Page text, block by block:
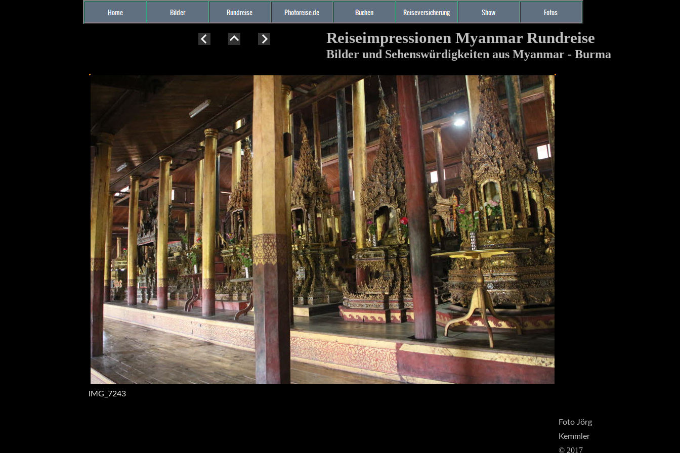
Reiseimpressionen Myanmar Rundreise
Bilder und Sehenswürdigkeiten aus Myanmar - Burma
IMG_7243
Foto Jörg
Kemmler
© 2017